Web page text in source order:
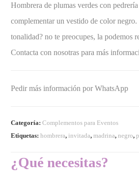
Hombrera de plumas verdes con
complementar un vestido de color negro.
tonalidad? no te preocupes, la podemos
Contacta con nosotras para más
Pedir más información por WhatsApp
Categoría:Complementos para Eventos
Etiquetas:hombrera, invitada,madrina,negro,
¿Qué necesitas?